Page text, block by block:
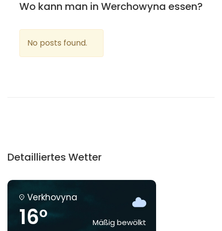
Wo kann man in Werchowyna essen?
No posts found.
Detailliertes Wetter
Verkhovyna
16° Mäßig bewölkt